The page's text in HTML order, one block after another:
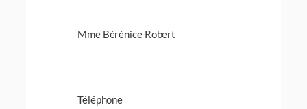
Mme Bérénice Robert
Téléphone